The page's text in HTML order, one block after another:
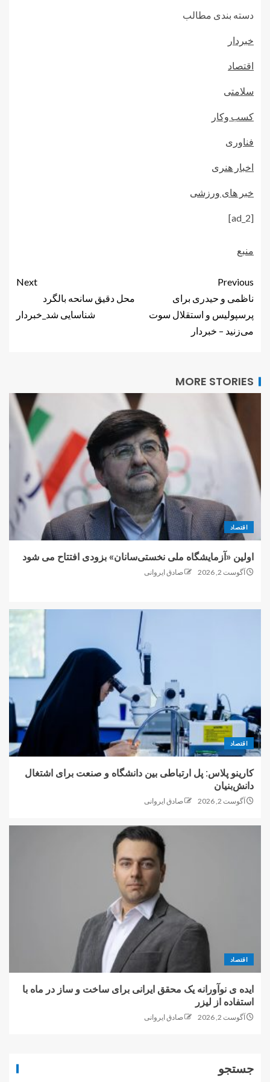
دسته بندی مطالب
خبردار
اقتصاد
سلامتی
کسب وکار
فناوری
اخبار هنری
خبر های ورزشی
[ad_2]
منبع
Previous
ناظمی و حیدری برای
پرسپولیس و استقلال سوت
می‌زنید – خبردار
Next
محل دقیق سانحه بالگرد
شناسایی شد_خبردار
MORE STORIES
اقتصاد
اولین «آزمایشگاه ملی نخستی‌سانان» بزودی افتتاح می شود
آگوست 2, 2026 صادق ایروانی
اقتصاد
کارینو پلاس: پل ارتباطی بین دانشگاه و صنعت برای اشتغال
دانش‌بنیان
آگوست 2, 2026 صادق ایروانی
اقتصاد
ایده ی نوآورانه یک محقق ایرانی برای ساخت و ساز در ماه با
استفاده از لیزر
آگوست 2, 2026 صادق ایروانی
جستجو